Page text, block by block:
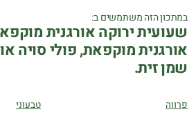
במתכון הזה משתמשים ב:
שעועית ירוקה אורגנית
אורגנית מוקפאת, פולי סויה
שמן זית.
פרווה
טבעוני